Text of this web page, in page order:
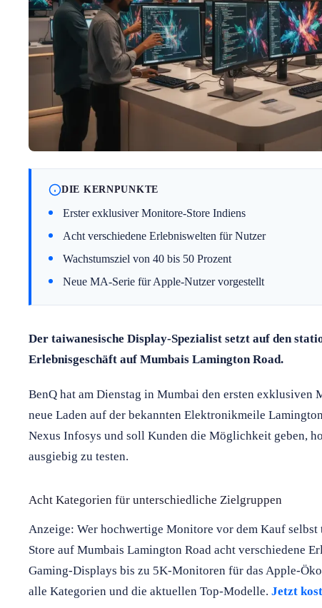
DIE KERNPUNKTE
Erster exklusiver Monitore-Store Indiens
Acht verschiedene Erlebniswelten für Nutzer
Wachstumsziel von 40 bis 50 Prozent
Neue MA-Serie für Apple-Nutzer vorgestellt
Der taiwanesische Display-Spezialist setzt auf den
Erlebnisgeschäft auf Mumbais Lamington Road.
BenQ hat am Dienstag in Mumbai den ersten
neue Laden auf der bekannten Elektronikmeile
Nexus Infosys und soll Kunden die Möglichkeit geben,
ausgiebig zu testen.
Acht Kategorien für unterschiedliche Zielgruppen
Anzeige: Wer hochwertige Monitore vor dem Kauf selbst
Store auf Mumbais Lamington Road acht verschiedene
Gaming-Displays bis zu 5K-Monitoren für das Apple-
alle Kategorien und die aktuellen Top-Modelle. Jetzt